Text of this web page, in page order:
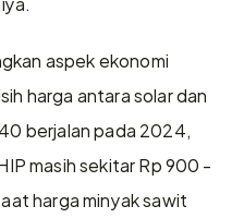
aspek ekonomi
harga antara solar dan
berjalan pada 2024,
masih sekitar Rp 900 -
harga minyak sawit